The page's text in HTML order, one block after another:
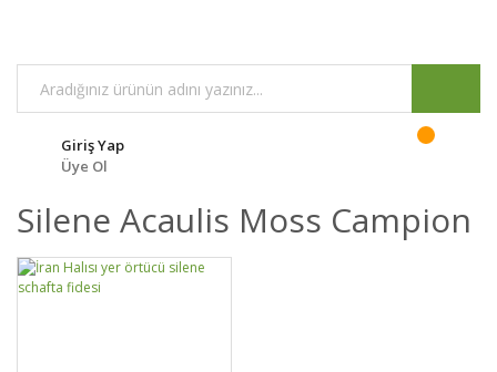
Giriş Yap
Üye Ol
Silene Acaulis Moss Campion